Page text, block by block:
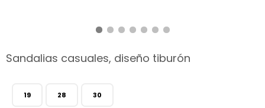
Sandalias casuales, diseño tiburón
19 28 30